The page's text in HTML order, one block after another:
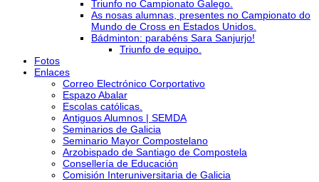
Triunfo no Campionato Galego.
As nosas alumnas, presentes no Campionato do
Mundo de Cross en Estados Unidos.
Bádminton: parabéns Sara Sanjurjo!
Triunfo de equipo.
Fotos
Enlaces
Correo Electrónico Corportativo
Espazo Abalar
Escolas católicas.
Antiguos Alumnos | SEMDA
Seminarios de Galicia
Seminario Mayor Compostelano
Arzobispado de Santiago de Compostela
Consellería de Educación
Comisión Interuniversitaria de Galicia